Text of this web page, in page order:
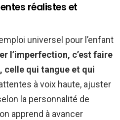
réalistes et
universel pour l’enfant
l’imperfection, c’est faire
celle qui tangue et qui
à voix haute, ajuster
la personnalité de
apprend à avancer